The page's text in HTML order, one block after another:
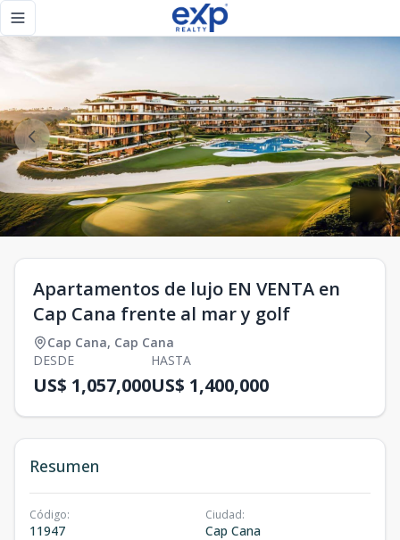
Toggle navigation menu
Apartamentos de lujo EN VENTA en
Cap Cana frente al mar y golf
Cap Cana, Cap Cana
DESDE
US$ 1,057,000
HASTA
US$ 1,400,000
Resumen
Código:
11947
Ciudad:
Cap Cana
Apartamentos de lujo EN VENTA en Cap Cana frente al